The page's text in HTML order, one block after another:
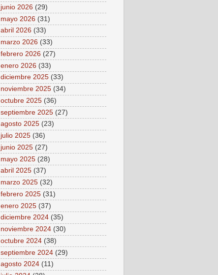
junio 2026 (29)
mayo 2026 (31)
abril 2026 (33)
marzo 2026 (33)
febrero 2026 (27)
enero 2026 (33)
diciembre 2025 (33)
noviembre 2025 (34)
octubre 2025 (36)
septiembre 2025 (27)
agosto 2025 (23)
julio 2025 (36)
junio 2025 (27)
mayo 2025 (28)
abril 2025 (37)
marzo 2025 (32)
febrero 2025 (31)
enero 2025 (37)
diciembre 2024 (35)
noviembre 2024 (30)
octubre 2024 (38)
septiembre 2024 (29)
agosto 2024 (11)